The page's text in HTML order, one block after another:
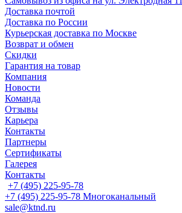
Доставка почтой
Доставка по России
Курьерская доставка по Москве
Возврат и обмен
Скидки
Гарантия на товар
Компания
Новости
Команда
Отзывы
Карьера
Контакты
Партнеры
Сертификаты
Галерея
Контакты
+7 (495) 225-95-78
+7 (495) 225-95-78 Многоканальный
sale@ktnd.ru